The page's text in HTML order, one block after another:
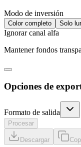
Modo de inversión
Color completo Solo
Ignorar canal alfa
Mantener fondos
Opciones de
Formato de salida
Procesar
Descargar